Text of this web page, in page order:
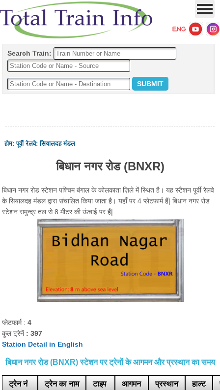
Search Train:
होम:पूर्वी रेलवे:सियालदह मंडल
बिधान नगर रोड (BNXR)
बिधान नगर रोड स्टेशन पश्चिम बंगाल के कोलकाता ज़िले में स्थित है। यह स्टैशन पूर्वी रेलवे
के सियालदह मंडल द्वारा संचालित किया जाता है। यहाँ पर 4 प्लेटफार्म हैं| बिधान नगर रोड
स्टेशन समुन्द्र तल से 8 मीटर की ऊंचाई पर हैं|
प्लेटफार्म :4
कुल ट्रेनें : 397
Station Detail in English
बिधान नगर रोड (BNXR) स्टेशन पर ट्रेनों के आगमन और प्रस्थान का समय
ट्रेन नं ट्रेन का नाम टाइप आगमन प्रस्थान हाल्ट